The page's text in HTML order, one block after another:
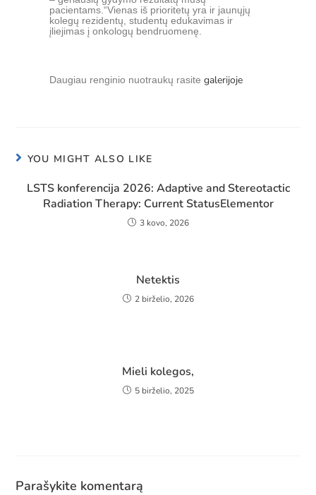
pacientams.“Vienas iš prioritetų yra ir jaunųjų
kolegų rezidentų, studentų edukavimas ir
įliejimas į onkologų bendruomenę.
Daugiau renginio nuotraukų rasite galerijoje
YOU MIGHT ALSO LIKE
LSTS konferencija 2026: Adaptive and Stereotactic
Radiation Therapy: Current StatusElementor
3 kovo, 2026
Netektis
2 birželio, 2026
Mieli kolegos,
5 birželio, 2025
Parašykite komentarą